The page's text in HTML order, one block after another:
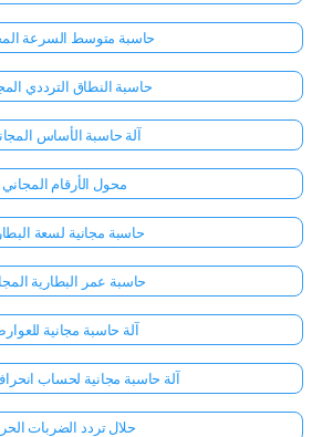
حاسبة متوسط السرعة
حاسبة النطاق الترددي
آلة حاسبة الأساس
محول الأرقام المجاني
حاسبة مجانية لسعة
حاسبة عمر البطارية
آلة حاسبة مجانية
آلة حاسبة مجانية لحساب
حلال تردد الضربات